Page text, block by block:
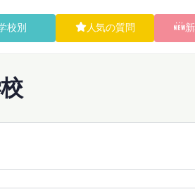
校別 人気の質問